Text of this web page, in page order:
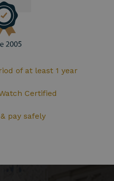
of at least 1 year
Certified
pay safely